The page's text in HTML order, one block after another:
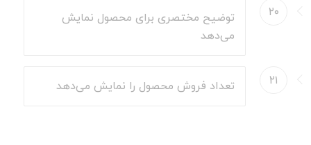
۲۰
توضیح مختصری برای محصول نمایش
می‌دهد
۲۱ تعداد فروش محصول را نمایش می‌دهد